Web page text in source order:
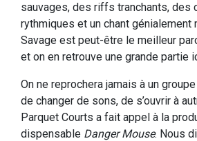
sauvages, des riffs tranchants, des
rythmiques et un chant génialement
Savage est peut-être le meilleur
et on en retrouve une grande partie
On ne reprochera jamais à un
de changer de sons, de s’ouvrir à
Parquet Courts a fait appel à la
dispensable Danger Mouse. Nous